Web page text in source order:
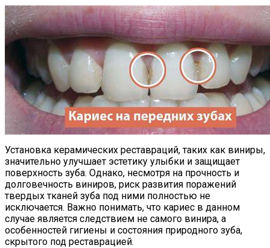
Установка керамических реставраций, таких как виниры,
значительно улучшает эстетику улыбки и защищает
поверхность зуба. Однако, несмотря на прочность и
долговечность виниров, риск развития поражений
твердых тканей зуба под ними полностью не
исключается. Важно понимать, что кариес в данном
случае является следствием не самого винира, а
особенностей гигиены и состояния природного зуба,
скрытого под реставрацией.